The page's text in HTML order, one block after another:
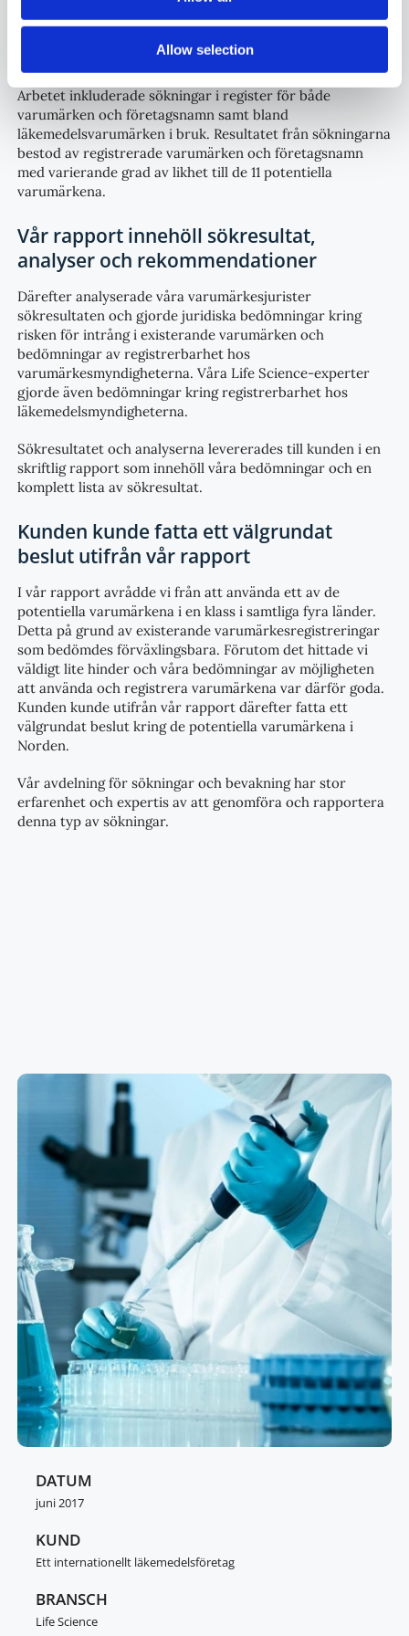
Allow selection
Sverige, Norge, Danmark och Finland för 11 potentiella
varumärken i ett antal fördefinierade varumärkesklasser.
Arbetet inkluderade sökningar i register för både
varumärken och företagsnamn samt bland
läkemedelsvarumärken i bruk. Resultatet från sökningarna
bestod av registrerade varumärken och företagsnamn
med varierande grad av likhet till de 11 potentiella
varumärkena.
Vår rapport innehöll sökresultat,
analyser och rekommendationer
Därefter analyserade våra varumärkesjurister
sökresultaten och gjorde juridiska bedömningar kring
risken för intrång i existerande varumärken och
bedömningar av registrerbarhet hos
varumärkesmyndigheterna. Våra Life Science-experter
gjorde även bedömningar kring registrerbarhet hos
läkemedelsmyndigheterna.
Sökresultatet och analyserna levererades till kunden i en
skriftlig rapport som innehöll våra bedömningar och en
komplett lista av sökresultat.
Kunden kunde fatta ett välgrundat
beslut utifrån vår rapport
I vår rapport avrådde vi från att använda ett av de
potentiella varumärkena i en klass i samtliga fyra länder.
Detta på grund av existerande varumärkesregistreringar
som bedömdes förväxlingsbara. Förutom det hittade vi
väldigt lite hinder och våra bedömningar av möjligheten
att använda och registrera varumärkena var därför goda.
Kunden kunde utifrån vår rapport därefter fatta ett
välgrundat beslut kring de potentiella varumärkena i
Norden.
Vår avdelning för sökningar och bevakning har stor
erfarenhet och expertis av att genomföra och rapportera
denna typ av sökningar.
DATUM
juni 2017
KUND
Ett internationellt läkemedelsföretag
BRANSCH
Life Science